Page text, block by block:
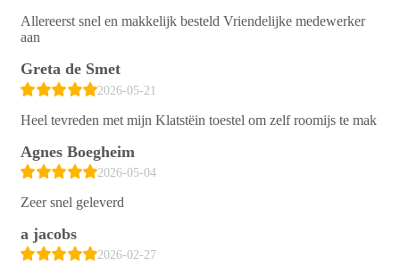
Allereerst snel en makkelijk besteld Vriendelijke medewerker
aan
Greta de Smet
2026-05-21
Heel tevreden met mijn Klatstëin toestel om zelf roomijs te mak
Agnes Boegheim
2026-05-04
Zeer snel geleverd
a jacobs
2026-02-27